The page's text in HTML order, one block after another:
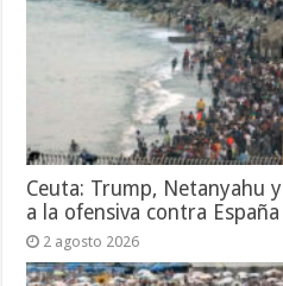
Ceuta: Trump, Netanyahu
a la ofensiva contra España
2 agosto 2026